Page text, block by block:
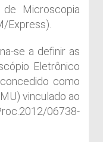
de Microscopia
Express).
se a definir as
Eletrônico
como
vinculado ao
06738-